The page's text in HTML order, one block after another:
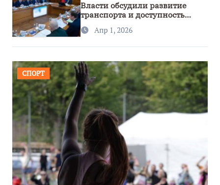
Власти обсудили развитие
транспорта и доступность
региона
Апр 1, 2026
СПОРТ